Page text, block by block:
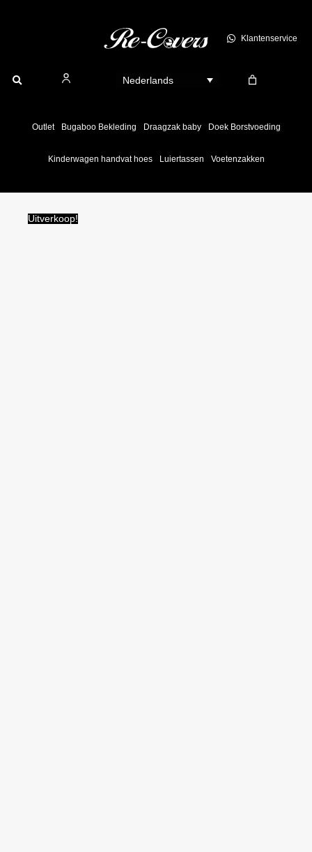
Klantenservice
Nederlands
Outlet Bugaboo Bekleding Draagzak baby Doek Borstvoeding
Kinderwagen handvat hoes Luiertassen Voetenzakken
Uitverkoop!